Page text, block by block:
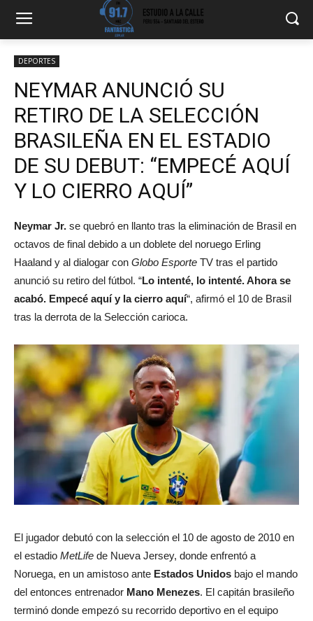
DEPORTES
NEYMAR ANUNCIÓ SU
RETIRO DE LA SELECCIÓN
BRASILEÑA EN EL ESTADIO
DE SU DEBUT: “EMPECÉ AQUÍ
Y LO CIERRO AQUÍ”
Neymar Jr. se quebró en llanto tras la eliminación de Brasil en
octavos de final debido a un doblete del noruego Erling
Haaland y al dialogar con Globo Esporte TV tras el partido
anunció su retiro del fútbol. “Lo intenté, lo intenté. Ahora se
acabó. Empecé aquí y la cierro aquí“, afirmó el 10 de Brasil
tras la derrota de la Selección carioca.
El jugador debutó con la selección el 10 de agosto de 2010 en
el estadio MetLife de Nueva Jersey, donde enfrentó a
Noruega, en un amistoso ante Estados Unidos bajo el mando
del entonces entrenador Mano Menezes. El capitán brasileño
terminó donde empezó su recorrido deportivo en el equipo